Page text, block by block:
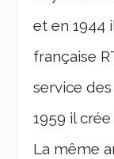
et en 1944
française
service
1959 il
La même